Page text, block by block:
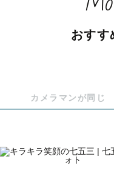
子供が人見知りだけど
たくさんの不安がある
ていただきます✨
子どもと打ち解けるの
おすす
カメラマンが同じ